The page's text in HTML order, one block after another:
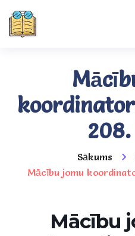
Sākums
Mācību jomu
Mācību